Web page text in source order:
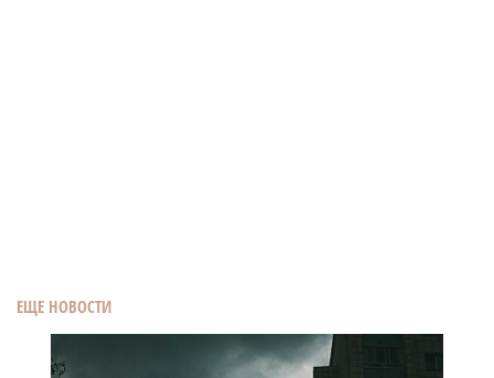
ЕЩЕ НОВОСТИ